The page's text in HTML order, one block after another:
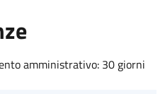
amministrativo: 30 giorni